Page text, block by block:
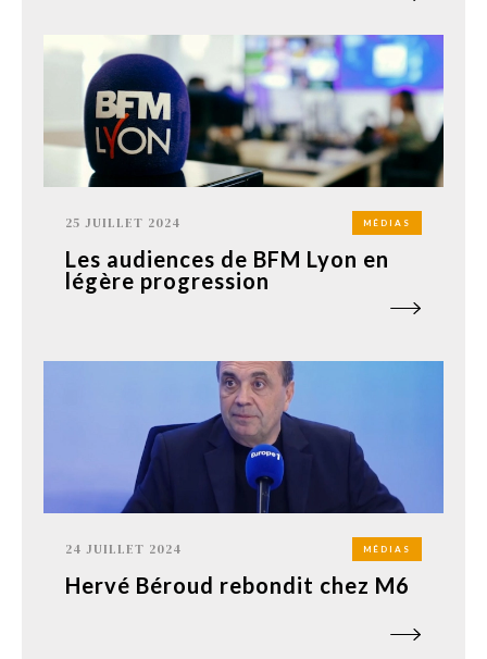
25 JUILLET 2024 MÉDIAS
Les audiences de BFM Lyon en
légère progression
24 JUILLET 2024 MÉDIAS
Hervé Béroud rebondit chez M6